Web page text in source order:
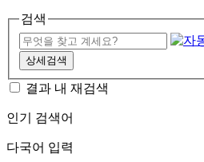
검색
상세검색
결과 내 재검색
인기 검색어
다국어 입력